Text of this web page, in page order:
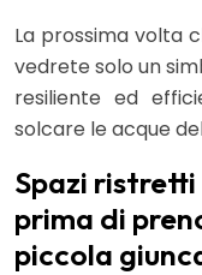
La prossima volta
vedrete solo un
resiliente ed
solcare le acque
Spazi
prima di
piccola